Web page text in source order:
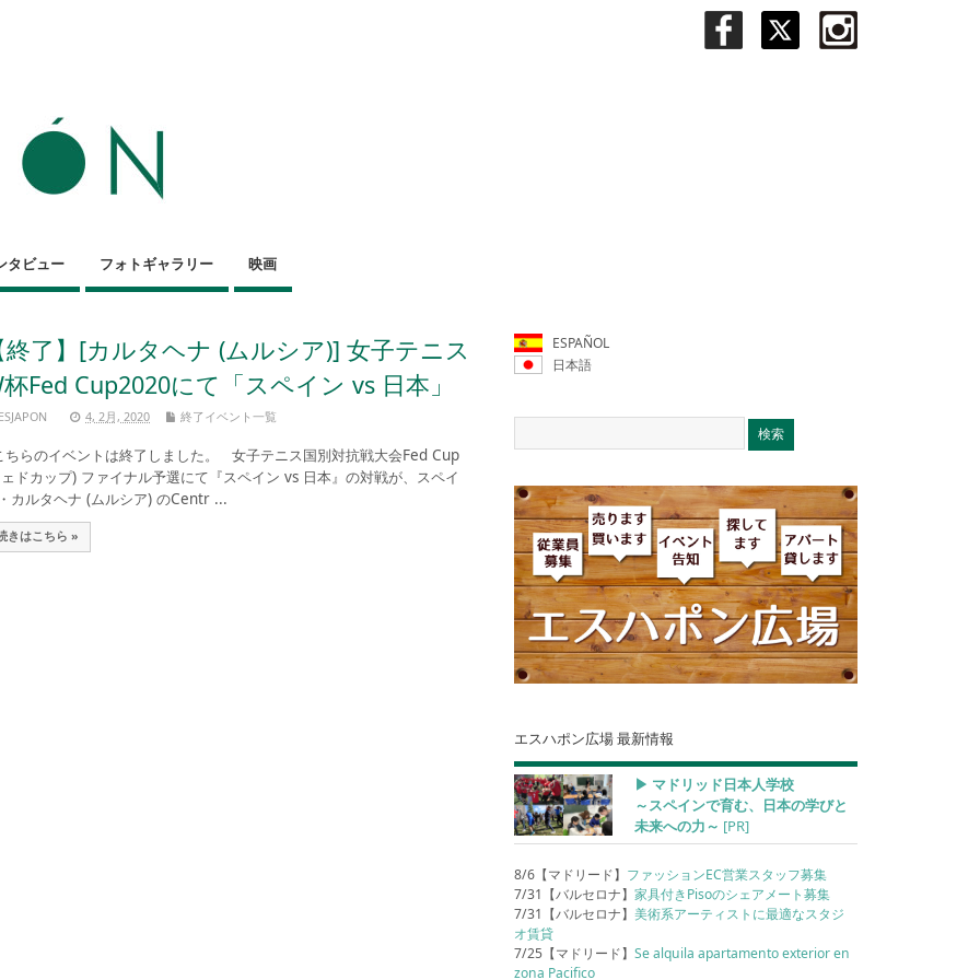
タビュー フォトギャラリー 映画
終了】[カルタヘナ (ムルシア)] 女子テニス
Fed Cup2020にて「スペイン vs 日本」
4, 2月, 2020 終了イベント一覧
らのイベントは終了しました。 女子テニス国別対抗戦大会Fed Cup
ドカップ) ファイナル予選にて『スペイン vs 日本』の対戦が、スペイ
カルタヘナ (ムルシア) のCentr ...
きはこちら »
ESPAÑOL
日本語
エスハポン広場 最新情報
▶︎ マドリッド日本人学校
～スペインで育む、日本の学びと
未来への力～ [PR]
8/6【マドリード】 ファッションEC営業スタッフ募集
7/31【バルセロナ】家具付きPisoのシェアメート募集
7/31【バルセロナ】美術系アーティストに最適なスタジ
オ賃貸
7/25【マドリード】Se alquila apartamento exterior en
zona Pacifico